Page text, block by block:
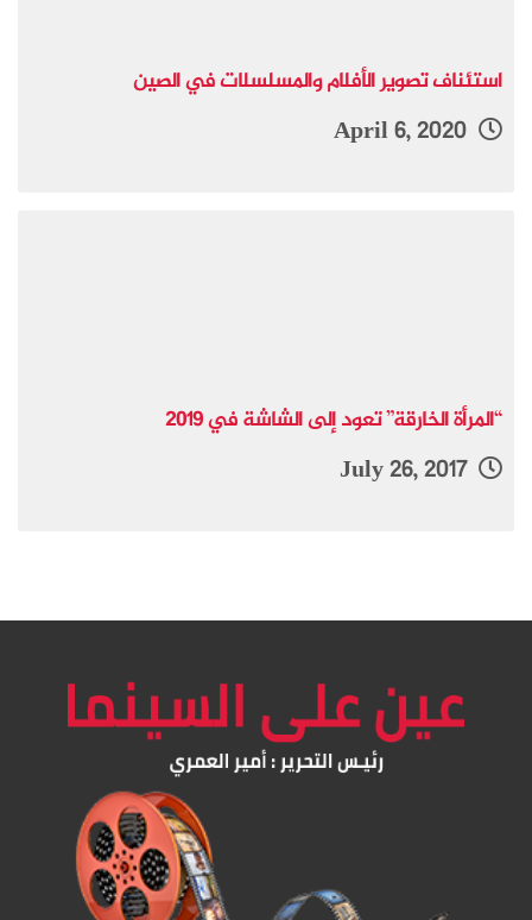
استئناف تصوير الأفلام والمسلسلات في الصين
“المرأة الخارقة” تعود إلى الشاشة في 2019
July 26, 2017